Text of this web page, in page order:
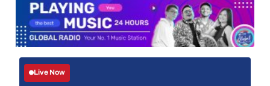
Live Now